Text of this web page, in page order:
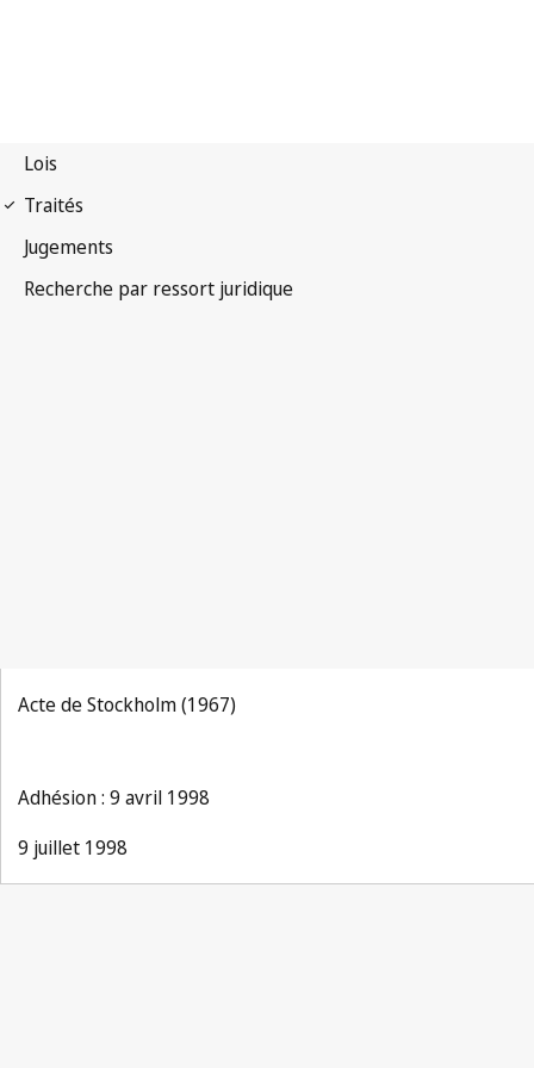
Acte de Stockholm (1967)
Adhésion : 9 avril 1998
9 juillet 1998